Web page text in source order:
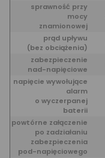
sprawność przy
mocy
znamionowej
prąd upływu
(bez obciążenia)
zabezpieczenie
nad-napięciowe
napięcie wywołujące
alarm
o wyczerpanej
baterii
powtórne załączenie
po zadziałaniu
zabezpieczenia
pod-napięciowego